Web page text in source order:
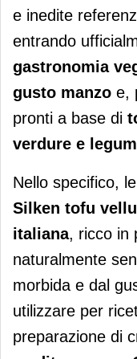
e inedite
entrando
gastronomia
gusto manzo e,
pronti a base di
verdure e
Nello specifico,
Silken tofu
italiana, ricco in
naturalmente
morbida e dal
utilizzare per
preparazione di